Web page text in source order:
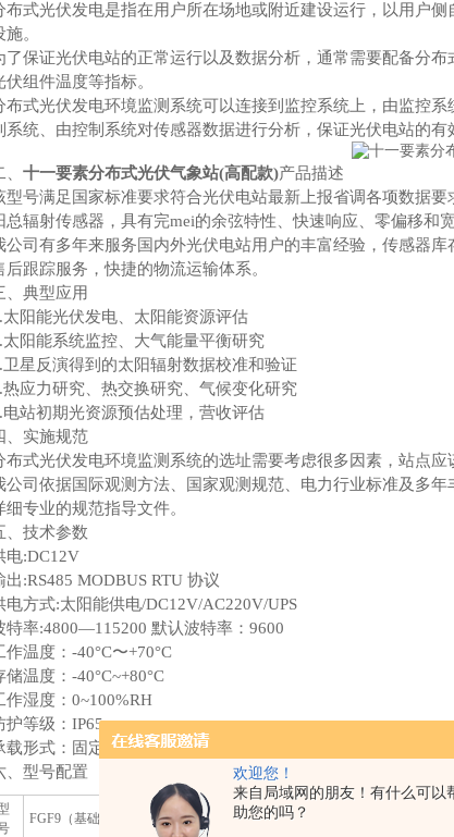
欢迎您！
来自局域网的朋友！有什么可以
助您的吗？
布式光伏发电是指在用户所在场地或附近建设运行，以用户
施。
了保证光伏电站的正常运行以及数据分析，通常需要配备分
伏组件温度等指标。
布式光伏发电环境监测系统可以连接到监控系统上，由监控
系统、由控制系统对传感器数据进行分析，保证光伏电站的有
、 十一要素分布式光伏气象站(高配款)产品描述
型号满足国家标准要求符合光伏电站最新上报省调各项数据
总辐射传感器，具有完mei的余弦特性、快速响应、零偏移和
公司有多年来服务国内外光伏电站用户的丰富经验，传感器
后跟踪服务，快捷的物流运输体系。
、典型应用
太阳能光伏发电、太阳能资源评估
太阳能系统监控、大气能量平衡研究
卫星反演得到的太阳辐射数据校准和验证
热应力研究、热交换研究、气候变化研究
电站初期光资源预估处理，营收评估
、实施规范
布式光伏发电环境监测系统的选址需要考虑很多因素，站点应
公司依据国际观测方法、国家观测规范、电力行业标准及多
细专业的规范指导文件。
、技术参数
电:DC12V
出:RS485 MODBUS RTU 协议
电方式:太阳能供电/DC12V/AC220V/UPS
特率:4800—115200 默认波特率：9600
作温度：-40°C〜+70°C
储温度：-40°C~+80°C
作湿度：0~100%RH
护等级：IP65
载形式：固定支架 2m
、型号配置
FGF9（基础款） FGF11（标准款）